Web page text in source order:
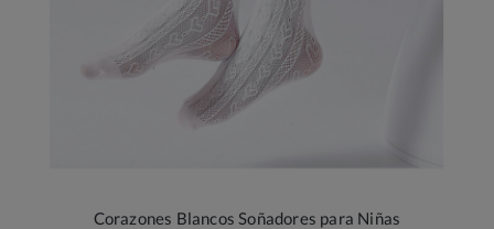
Corazones Blancos Soñadores para Niñas